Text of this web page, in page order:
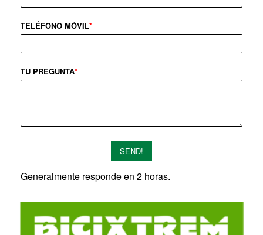
TELÉFONO MÓVIL*
TU PREGUNTA*
SEND!
Generalmente responde en 2 horas.